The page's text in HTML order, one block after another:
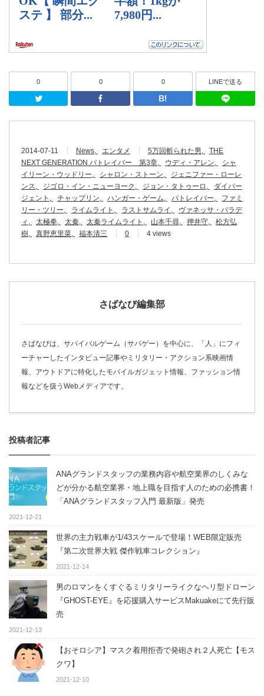
0
Twitter
0
Facebook
0
はてなブッ
LINEで送る
2014-07-11 News エンタメ 5万回斬られた男
THE
NEXT GENERATION パトレイバー 第3章
ウディ・アレン
シャ
イリーン・ウッドリー
シャロン・ストーン
ジェニファー・ローレ
ンス
ジゴロ・イン・ニューヨーク ジョン・タトゥーロ
ダイバー
ジェント
チャップリン ハンガー・ゲーム パトレイバー
ファミ
リー・ツリー
ライムライト ラストサムライ
ヴァネッサ・パラデ
ィ
太極拳 太秦 太秦ライムライト 山本千尋 押井守
松方弘
樹
真野恵里菜 福本清三 0 4 views
さばなび編集部
さばなびは、サバイバルゲーム（サバゲー）を中心に、「人」にフィ
ーチャーしたインタビュー記事やミリタリー・アクション系映画情
報、アウトドアに特化したモバイルガジェット情報、ファッション情
報などを扱うWebメディアです。
投稿者記事
ANAグランドスタッフの業務内容や航空業界のしくみな
どが分かる航空業界・地上職を目指す人のための必携書！
「ANAグランドスタッフ入門 最新版」発売
2021-12-21
世界の主力戦車が1/43スケールで登場！WEB限定販売
『第二次世界大戦 傑作戦車コレクション』
2021-12-14
男のロマンをくすぐるミリタリーライクなヘリ型ドローン
『GHOST-EYE』を応援購入サービスMakuakeにて先行販
売
2021-12-13
【おそロシア】マスク着用拒否で発砲され２人死亡【モス
クワ】
2021-12-10